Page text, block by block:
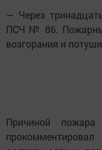
— Через
ПСЧ № 86.
возгорания и
Причиной